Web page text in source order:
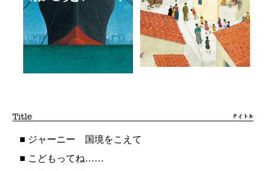
■ ジャーニー 国境をこえて
■ こどもってね……